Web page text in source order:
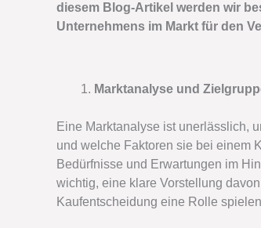
diesem Blog-Artikel werden wir
Unternehmens im Markt für den
Marktanalyse und
Eine Marktanalyse ist unerlässlich,
und welche Faktoren sie bei einem
Bedürfnisse und Erwartungen im
wichtig, eine klare Vorstellung
Kaufentscheidung eine Rolle